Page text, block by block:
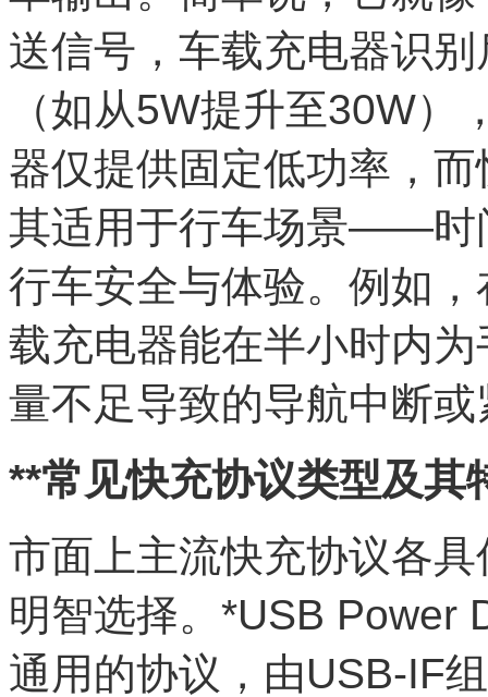
送信号，车载充电器识
（如从5W提升至30W
器仅提供固定低功率，
其适用于行车场景——时
行车安全与体验。例如
载充电器能在半小时内
量不足导致的导航中断
**常见快充协议类型及其
市面上主流快充协议各
明智选择。*USB Power
通用的协议，由USB-IF